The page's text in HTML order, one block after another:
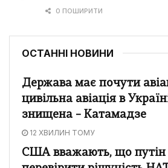
0 ПОШИРИТИ
ОСТАННІ НОВИНИ
Держава має почути
цивільна авіація в
знищена – Катамадзе
12 ХВИЛИН ТОМУ
США вважають, що